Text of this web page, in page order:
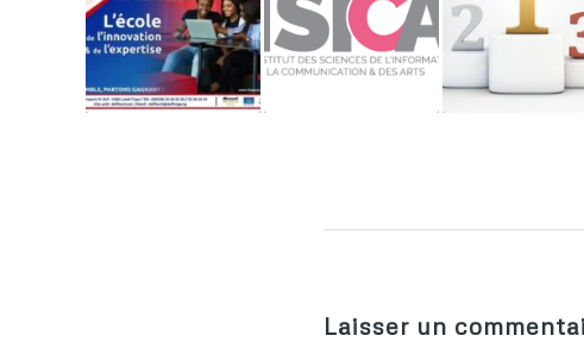
Laisser un